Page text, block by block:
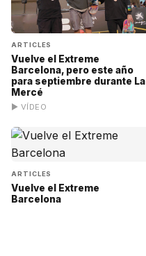
ARTICLES
Vuelve el Extreme
Barcelona, pero este año
para septiembre durante La
Mercé
▶ VÍDEO
ARTICLES
Vuelve el Extreme
Barcelona